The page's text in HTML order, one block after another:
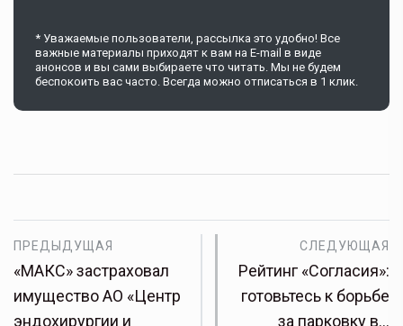
* Уважаемые пользователи, рассылка это удобно! Все
важные материалы приходят к вам на E-mail в виде
анонсов и вы сами выбираете что читать. Мы не будем
беспокоить вас часто. Всегда можно отписаться в 1 клик.
ПРЕДЫДУЩАЯ
«МАКС» застраховал
имущество АО «Центр
эндохирургии и
СЛЕДУЮЩАЯ
Рейтинг «Согласия»:
готовьтесь к борьбе
за парковку в…